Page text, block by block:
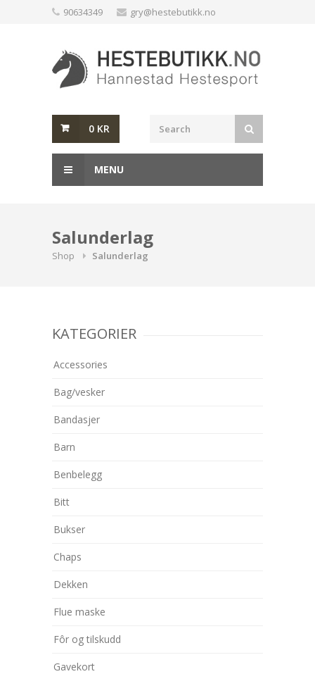
90634349 gry@hestebutikk.no
0 KR
MENU
Salunderlag
Shop Salunderlag
KATEGORIER
Accessories
Bag/vesker
Bandasjer
Barn
Benbelegg
Bitt
Bukser
Chaps
Dekken
Flue maske
Fôr og tilskudd
Gavekort